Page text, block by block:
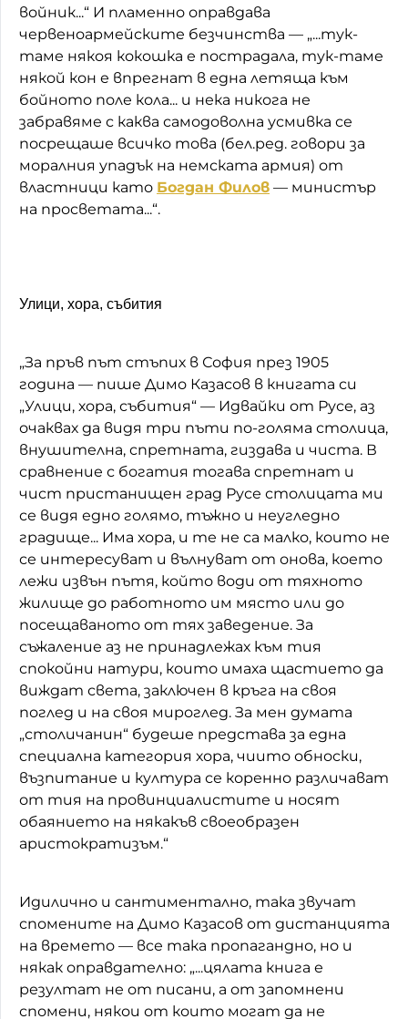
войник...“ И пламенно оправдава
червеноармейските безчинства — „...тук-
таме някоя кокошка е пострадала, тук-таме
някой кон е впрегнат в една летяща към
бойното поле кола... и нека никога не
забравяме с каква самодоволна усмивка се
посрещаше всичко това (бел.ред. говори за
моралния упадък на немската армия) от
властници като Богдан Филов — министър
на просветата...“.
Улици, хора, събития
„За пръв път стъпих в София през 1905
година — пише Димо Казасов в книгата си
„Улици, хора, събития“ — Идвайки от Русе, аз
очаквах да видя три пъти по-голяма столица,
внушителна, спретната, гиздава и чиста. В
сравнение с богатия тогава спретнат и
чист пристанищен град Русе столицата ми
се видя едно голямо, тъжно и неугледно
градище... Има хора, и те не са малко, които не
се интересуват и вълнуват от онова, което
лежи извън пътя, който води от тяхното
жилище до работното им място или до
посещаваното от тях заведение. За
съжаление аз не принадлежах към тия
спокойни натури, които имаха щастието да
виждат света, заключен в кръга на своя
поглед и на своя мироглед. За мен думата
„столичанин“ будеше представа за една
специална категория хора, чиито обноски,
възпитание и култура се коренно различават
от тия на провинциалистите и носят
обаянието на някакъв своеобразен
аристократизъм.“
Идилично и сантиментално, така звучат
спомените на Димо Казасов от дистанцията
на времето — все така пропагандно, но и
някак оправдателно: „...цялата книга е
резултат не от писани, а от запомнени
спомени, някои от които могат да не